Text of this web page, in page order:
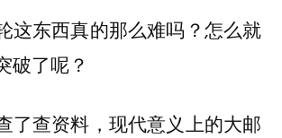
这东西真的那么难吗？怎么就
破了呢？
了查资料，现代意义上的大邮